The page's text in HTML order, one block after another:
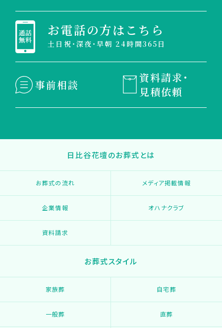
お電話の方はこちら
土日祝・深夜・早朝 24時間365日
事前相談
資料請求・
見積依頼
日比谷花壇のお葬式とは
お葬式の流れ メディア掲載情報
企業情報 オハナクラブ
資料請求
お葬式スタイル
家族葬 自宅葬
一般葬 直葬